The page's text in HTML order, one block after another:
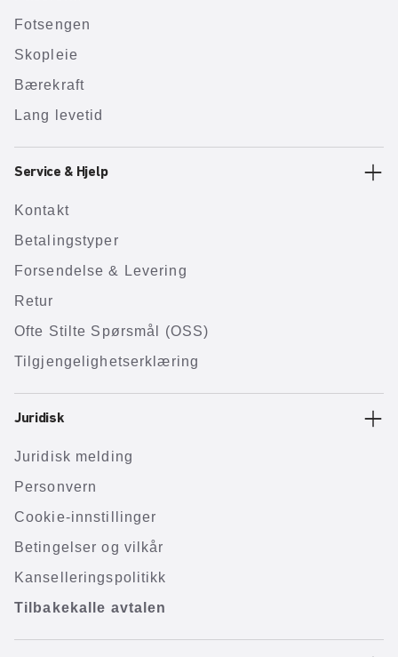
Fotsengen
Skopleie
Bærekraft
Lang levetid
Service & Hjelp
Kontakt
Betalingstyper
Forsendelse & Levering
Retur
Ofte Stilte Spørsmål (OSS)
Tilgjengelighetserklæring
Juridisk
Juridisk melding
Personvern
Cookie-innstillinger
Betingelser og vilkår
Kanselleringspolitikk
Tilbakekalle avtalen